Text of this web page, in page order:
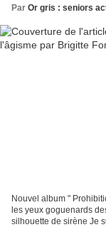
Par Or gris : seniors
Nouvel album "
les yeux goguenards
silhouette de sirène Je